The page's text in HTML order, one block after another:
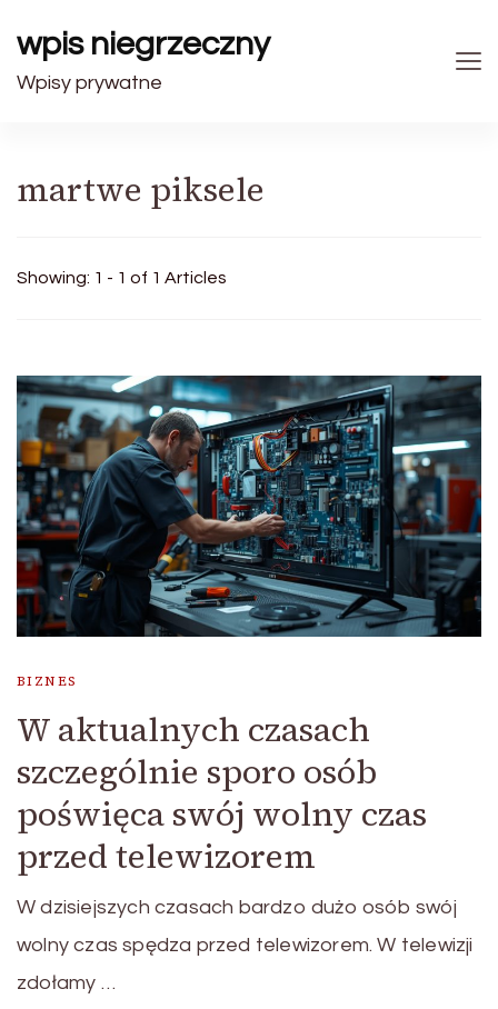
wpis niegrzeczny
Wpisy prywatne
martwe piksele
Showing: 1 - 1 of 1 Articles
BIZNES
W aktualnych czasach
szczególnie sporo osób
poświęca swój wolny czas
przed telewizorem
W dzisiejszych czasach bardzo dużo osób swój
wolny czas spędza przed telewizorem. W telewizji
zdołamy …